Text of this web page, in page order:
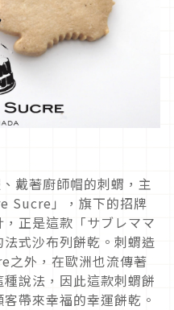
戴著廚師帽的刺蝟，主
Sucre」，旗下的招牌
正是這款「サブレママ
式沙布列餅乾。刺蝟造
之外，在歐洲也流傳著
種說法，因此這款刺蝟餅
帶來幸福的幸運餅乾。